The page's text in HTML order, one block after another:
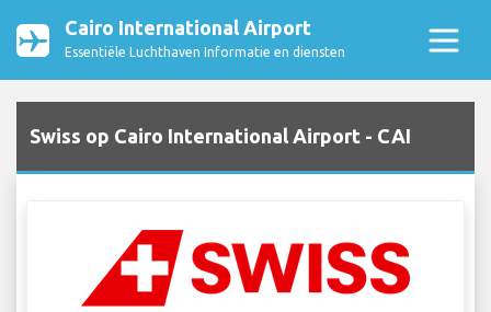
Cairo International Airport
Essentiële Luchthaven Informatie en diensten
Swiss op Cairo International Airport - CAI